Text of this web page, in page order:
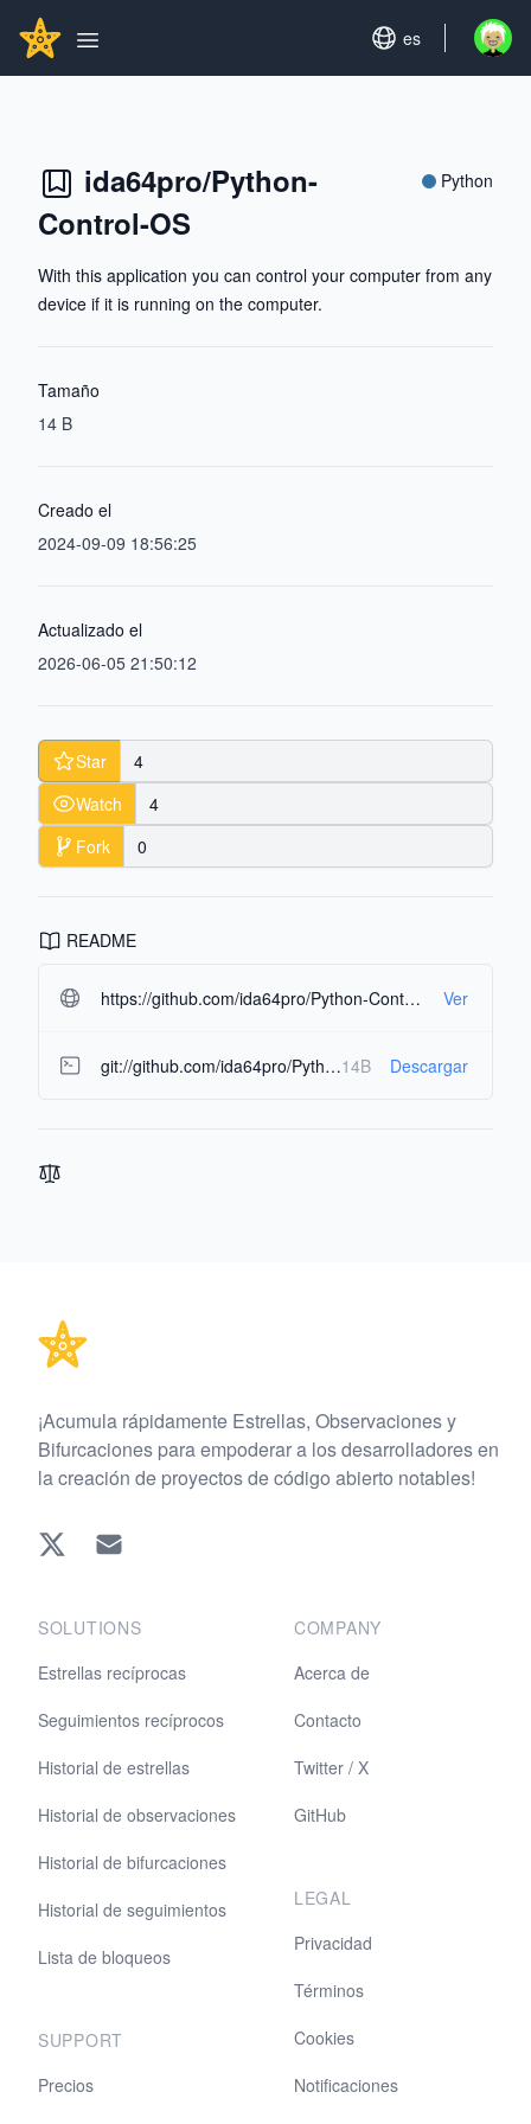
GITHUBSTAR
Open main menu
Set language
es Open
ida64pro/Python-
Control-OS
Python
With this application you can control your computer from any
device if it is running on the computer.
Tamaño
14 B
Creado el
2024-09-09 18:56:25
Actualizado el
2026-06-05 21:50:12
Star
4
Watch
4
Fork
0
README
https://github.com/ida64pro/Python-Control-OS.git#readme-ov-file Ver
git://github.com/ida64pro/Python-Control-OS.git14B Descargar
¡Acumula rápidamente Estrellas, Observaciones y
Bifurcaciones para empoderar a los desarrolladores en
la creación de proyectos de código abierto notables!
Twitter EMAIL
SOLUTIONS
Estrellas recíprocas
Seguimientos recíprocos
Historial de estrellas
Historial de observaciones
Historial de bifurcaciones
Historial de seguimientos
Lista de bloqueos
SUPPORT
Precios
COMPANY
Acerca de
Contacto
Twitter / X
GitHub
LEGAL
Privacidad
Términos
Cookies
Notificaciones